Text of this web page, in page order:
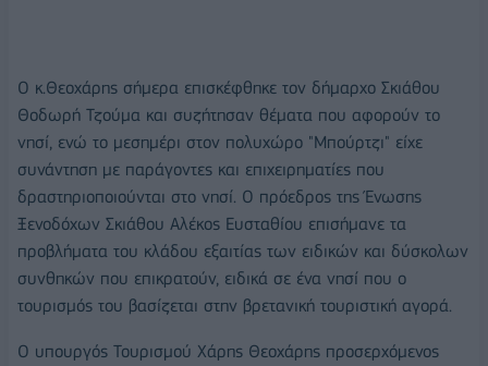
Ο κ.Θεοχάρης σήμερα επισκέφθηκε τον δήμαρχο Σκιάθου
Θοδωρή Τζούμα και συζήτησαν θέματα που αφορούν το
νησί, ενώ το μεσημέρι στον πολυχώρο "Μπούρτζι" είχε
συνάντηση με παράγοντες και επιχειρηματίες που
δραστηριοποιούνται στο νησί. Ο πρόεδρος της Ένωσης
Ξενοδόχων Σκιάθου Αλέκος Ευσταθίου επισήμανε τα
προβλήματα του κλάδου εξαιτίας των ειδικών και δύσκολων
συνθηκών που επικρατούν, ειδικά σε ένα νησί που ο
τουρισμός του βασίζεται στην βρετανική τουριστική αγορά.
Ο υπουργός Τουρισμού Χάρης Θεοχάρης προσερχόμενος